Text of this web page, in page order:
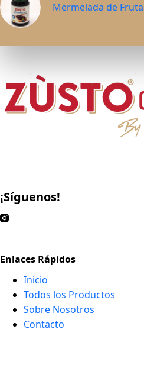
Mermelada de
¡Síguenos!
Enlaces Rápidos
Inicio
Todos los Productos
Sobre Nosotros
Contacto